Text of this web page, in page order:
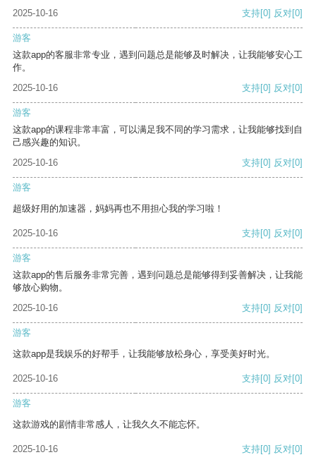
2025-10-16
支持[0] 反对[0]
游客
这款app的客服非常专业，遇到问题总是能够及时解决，让我能够安心工
作。
2025-10-16
支持[0] 反对[0]
游客
这款app的课程非常丰富，可以满足我不同的学习需求，让我能够找到自
己感兴趣的知识。
2025-10-16
支持[0] 反对[0]
游客
超级好用的加速器，妈妈再也不用担心我的学习啦！
2025-10-16 支持[0] 反对[0]
游客
这款app的售后服务非常完善，遇到问题总是能够得到妥善解决，让我能
够放心购物。
2025-10-16
支持[0] 反对[0]
游客
这款app是我娱乐的好帮手，让我能够放松身心，享受美好时光。
2025-10-16 支持[0] 反对[0]
游客
这款游戏的剧情非常感人，让我久久不能忘怀。
2025-10-16 支持[0] 反对[0]